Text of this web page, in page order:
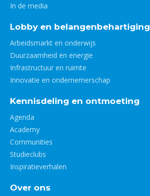
In de media
Lobby en belangenbehartiging
Arbeidsmarkt en onderwijs
Duurzaamheid en energie
Infrastructuur en ruimte
Innovatie en ondernemerschap
Kennisdeling en ontmoeting
Agenda
Academy
Communities
Studieclubs
Inspiratieverhalen
Over ons